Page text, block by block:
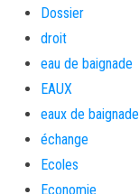
Dossier
droit
eau de baignade
EAUX
eaux de baignade
échange
Ecoles
Economie